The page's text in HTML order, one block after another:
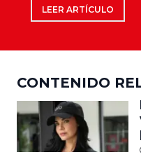
LEER ARTÍCULO
CONTENIDO